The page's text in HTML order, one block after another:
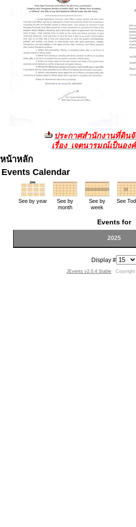
ประกาศสำนักงานที่ดิน
เรื่อง เจตนารมณ์เป็นอ
หน้าหลัก
Events Calendar
See by year
See by
month
See by
week
See
Events for
2025
Display #
JEvents v2.0.4 Stable Copyright